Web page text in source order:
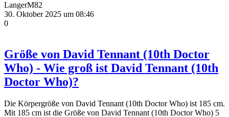
LangerM82
30. Oktober 2025 um 08:46
0
Größe von David Tennant (10th Doctor
Who) - Wie groß ist David Tennant (10th
Doctor Who)?
Die Körpergröße von David Tennant (10th Doctor Who) ist 185 cm.
Mit 185 cm ist die Größe von David Tennant (10th Doctor Who) 5